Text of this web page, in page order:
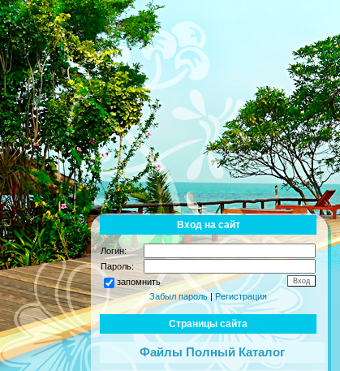
Вход на сайт
Логин:
Пароль:
запомнить
Забыл пароль|Регистрация
Страницы сайта
Файлы Полный Каталог